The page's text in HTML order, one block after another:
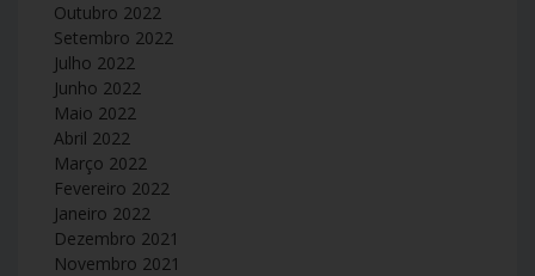
Outubro 2022
Setembro 2022
Julho 2022
Junho 2022
Maio 2022
Abril 2022
Março 2022
Fevereiro 2022
Janeiro 2022
Dezembro 2021
Novembro 2021